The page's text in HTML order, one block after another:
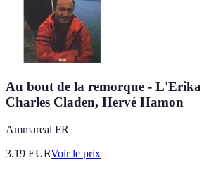
Au bout de la remorque - L'Erika
Charles Claden, Hervé Hamon
Ammareal FR
3.19 EURVoir le prix